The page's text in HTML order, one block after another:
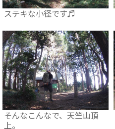
ステキな小径です♬
そんなこんなで、天竺山頂
上。